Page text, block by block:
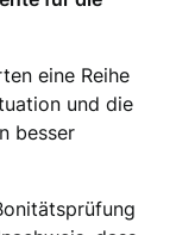
eine Reihe
und die
besser